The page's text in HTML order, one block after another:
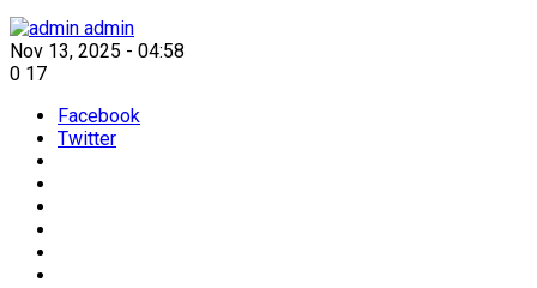
admin
Nov 13, 2025 - 04:58
0 17
Facebook
Twitter